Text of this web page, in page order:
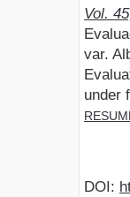
Vol.
var.
under
DOI: